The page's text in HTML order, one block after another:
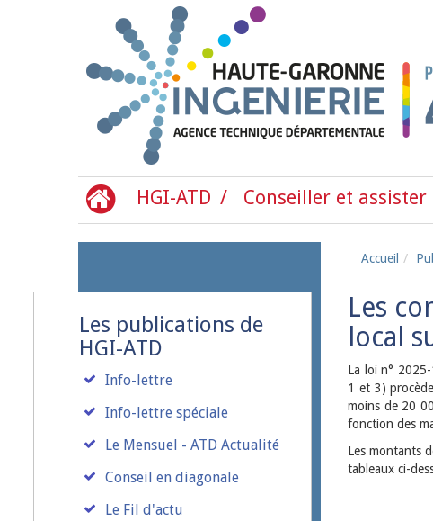
HGI-ATD Conseiller et assister
Les publications de
HGI-ATD
Info-lettre
Info-lettre spéciale
Le Mensuel - ATD Actualité
Conseil en diagonale
Le Fil d'actu
Accueil
Les
local
La loi n°
1 et 3)
moins de 20
fonction des
Les montants
tableaux ci-